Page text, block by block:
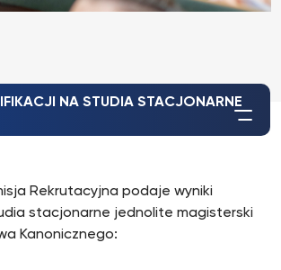
NA STUDIA STACJONARNE
Rekrutacyjna podaje wyniki
stacjonarne jednolite magisterski
Kanonicznego: